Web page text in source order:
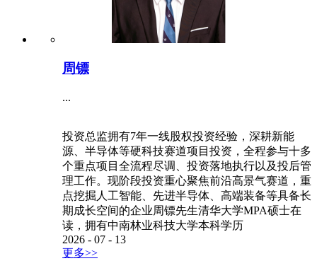
周镖
...
投资总监拥有7年一线股权投资经验，深耕新能
源、半导体等硬科技赛道项目投资，全程参与十多
个重点项目全流程尽调、投资落地执行以及投后管
理工作。现阶段投资重心聚焦前沿高景气赛道，重
点挖掘人工智能、先进半导体、高端装备等具备长
期成长空间的企业周镖先生清华大学MPA硕士在
读，拥有中南林业科技大学本科学历
2026 - 07 - 13
更多>>